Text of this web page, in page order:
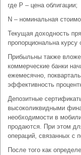
где Р – цена облигации;
N – номинальная
Текущая доходность
пропорциональна курсу
Прибыльны также
коммерческие банки
ежемесячно,
эффективность
Депозитные
высоколиквидными
необходимости в
продаются. При этом
операций, связанных с
После того как